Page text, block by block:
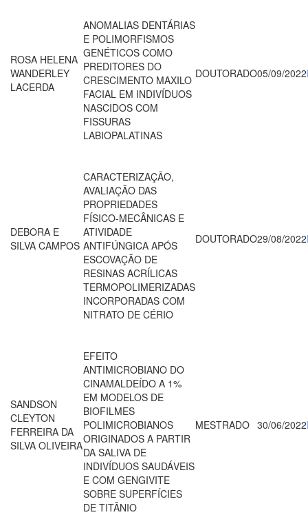
ROSA HELENA
WANDERLEY
LACERDA
ANOMALIAS DENTÁRIAS
E POLIMORFISMOS
GENÉTICOS COMO
PREDITORES DO
CRESCIMENTO MAXILO
FACIAL EM INDIVÍDUOS
NASCIDOS COM
FISSURAS
LABIOPALATINAS
DOUTORADO05/09/2022
DEBORA E
SILVA CAMPOS
CARACTERIZAÇÃO,
AVALIAÇÃO DAS
PROPRIEDADES
FÍSICO-MECÂNICAS E
ATIVIDADE
ANTIFÚNGICA APÓS
ESCOVAÇÃO DE
RESINAS ACRÍLICAS
TERMOPOLIMERIZADAS
INCORPORADAS COM
NITRATO DE CÉRIO
DOUTORADO29/08/2022
SANDSON
CLEYTON
FERREIRA DA
SILVA OLIVEIRA
EFEITO
ANTIMICROBIANO DO
CINAMALDEÍDO A 1%
EM MODELOS DE
BIOFILMES
POLIMICROBIANOS
ORIGINADOS A PARTIR
DA SALIVA DE
INDIVÍDUOS SAUDÁVEIS
E COM GENGIVITE
SOBRE SUPERFÍCIES
DE TITÂNIO
MESTRADO 30/06/2022